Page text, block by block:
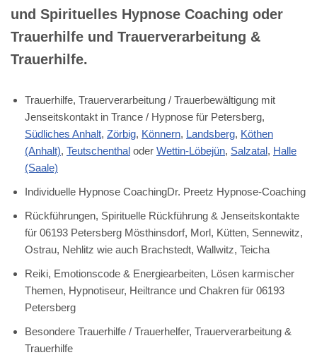
und Spirituelles Hypnose Coaching oder
Trauerhilfe und Trauerverarbeitung &
Trauerhilfe.
Trauerhilfe, Trauerverarbeitung / Trauerbewältigung mit
Jenseitskontakt in Trance / Hypnose für Petersberg,
Südliches Anhalt, Zörbig, Könnern, Landsberg, Köthen
(Anhalt), Teutschenthal oder Wettin-Löbejün, Salzatal, Halle
(Saale)
Individuelle Hypnose CoachingDr. Preetz Hypnose-Coaching
Rückführungen, Spirituelle Rückführung & Jenseitskontakte
für 06193 Petersberg Mösthinsdorf, Morl, Kütten, Sennewitz,
Ostrau, Nehlitz wie auch Brachstedt, Wallwitz, Teicha
Reiki, Emotionscode & Energiearbeiten, Lösen karmischer
Themen, Hypnotiseur, Heiltrance und Chakren für 06193
Petersberg
Besondere Trauerhilfe / Trauerhelfer, Trauerverarbeitung &
Trauerhilfe